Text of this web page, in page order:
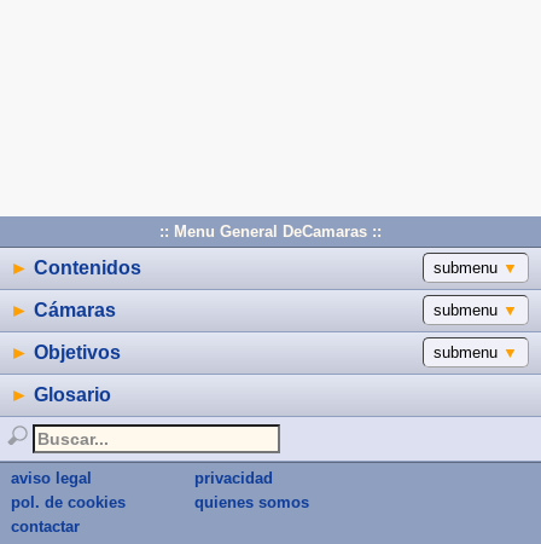
:: Menu General DeCamaras ::
submenu ▼
► Contenidos
submenu ▼
► Cámaras
submenu ▼
► Objetivos
► Glosario
aviso legal
privacidad
pol. de cookies
quienes somos
contactar